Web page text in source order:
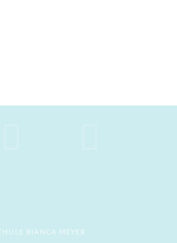
BIANCA MEYER